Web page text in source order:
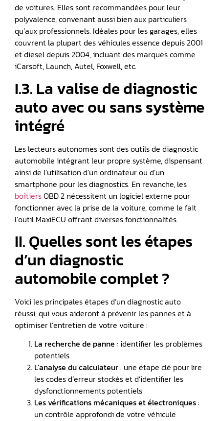
de voitures. Elles sont recommandées pour leur
polyvalence, convenant aussi bien aux particuliers
qu’aux professionnels. Idéales pour les garages, elles
couvrent la plupart des véhicules essence depuis 2001
et diesel depuis 2004, incluant des marques comme
iCarsoft, Launch, Autel, Foxwell, etc.
I.3. La valise de diagnostic
auto avec ou sans système
intégré
Les lecteurs autonomes sont des outils de diagnostic
automobile intégrant leur propre système, dispensant
ainsi de l’utilisation d’un ordinateur ou d’un
smartphone pour les diagnostics. En revanche, les
boîtiersOBD 2 nécessitent un logiciel externe pour
fonctionner avec la prise de la voiture, comme le fait
l’outil MaxiECU offrant diverses fonctionnalités.
II. Quelles sont les étapes
d’un diagnostic
automobile complet ?
Voici les principales étapes d’un diagnostic auto
réussi, qui vous aideront à prévenir les pannes et à
optimiser l’entretien de votre voiture :
La recherche de panne : identifier les problèmes
potentiels
L’analyse du calculateur: une étape clé pour lire
les codes d’erreur stockés et d’identifier les
dysfonctionnements potentiels
Les vérifications mécaniques et électroniques:
un contrôle approfondi de votre véhicule